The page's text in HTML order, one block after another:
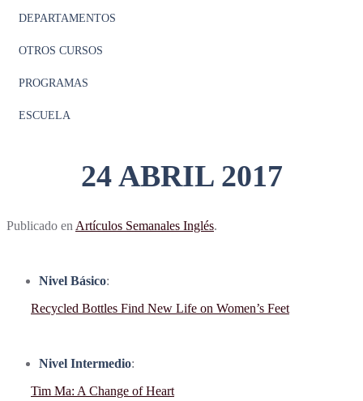
DEPARTAMENTOS
OTROS CURSOS
PROGRAMAS
ESCUELA
24 ABRIL 2017
Publicado en Artículos Semanales Inglés.
Nivel Básico:
Recycled Bottles Find New Life on Women’s Feet
Nivel Intermedio:
Tim Ma: A Change of Heart